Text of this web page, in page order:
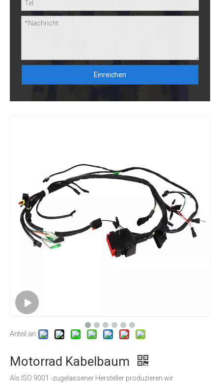
Einreichen
Anteil an:
Motorrad Kabelbaum
Als ISO 9001 -zugelassener Hersteller produzieren wir